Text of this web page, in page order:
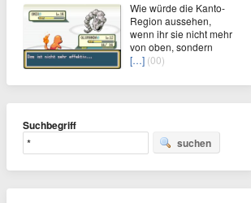
Wie würde die Kanto-
Region aussehen,
wenn ihr sie nicht mehr
von oben, sondern
[…] (00)
Suchbegriff
suchen